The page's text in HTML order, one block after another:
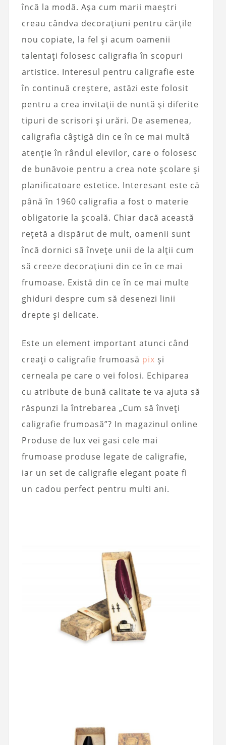
încă la modă. Așa cum marii maeștri
creau cândva decorațiuni pentru cărțile
nou copiate, la fel și acum oamenii
talentați folosesc caligrafia în scopuri
artistice. Interesul pentru caligrafie este
în continuă creștere, astăzi este folosit
pentru a crea invitații de nuntă și diferite
tipuri de scrisori și urări. De asemenea,
caligrafia câștigă din ce în ce mai multă
atenție în rândul elevilor, care o folosesc
de bunăvoie pentru a crea note școlare și
planificatoare estetice. Interesant este că
până în 1960 caligrafia a fost o materie
obligatorie la școală. Chiar dacă această
rețetă a dispărut de mult, oamenii sunt
încă dornici să învețe unii de la alții cum
să creeze decorațiuni din ce în ce mai
frumoase. Există din ce în ce mai multe
ghiduri despre cum să desenezi linii
drepte și delicate.
Este un element important atunci când
creați o caligrafie frumoasă pix și
cerneala pe care o vei folosi. Echiparea
cu atribute de bună calitate te va ajuta să
răspunzi la întrebarea „Cum să înveți
caligrafie frumoasă”? In magazinul online
Produse de lux vei gasi cele mai
frumoase produse legate de caligrafie,
iar un set de caligrafie elegant poate fi
un cadou perfect pentru multi ani.